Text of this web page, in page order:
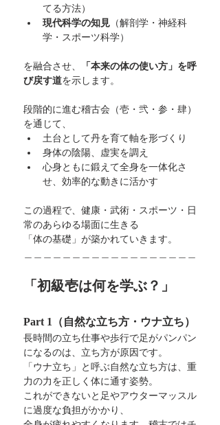
てる方法）
現代科学の知見 （解剖学・神経科
学・スポーツ科学）
を融合させ、
「本来の体の使い方」を呼
び戻す道を示します。
段階的に進む稽古会（壱・弐・参・肆）
を通じて、
土台として丹を育て軸を形づくり
身体の陰陽、虚実を調え
心身ともに鍛えて全身を一体化さ
せ、効率的な動きに活かす
この過程で、健康・武術・スポーツ・日
常のあらゆる場面に生きる
「体の基礎」が築かれていきます。
「初級壱は何を学ぶ？」
Part 1（自然な立ち方・ウナ立ち）
長時間の立ち仕事や歩行で足がパンパン
になるのは、立ち方が原因です。
「ウナ立ち」と呼ぶ自然な立ち方は、重
力の力を正しく体に通す姿勢。
これができないと足やアウターマッスル
に過度な負担がかかり、